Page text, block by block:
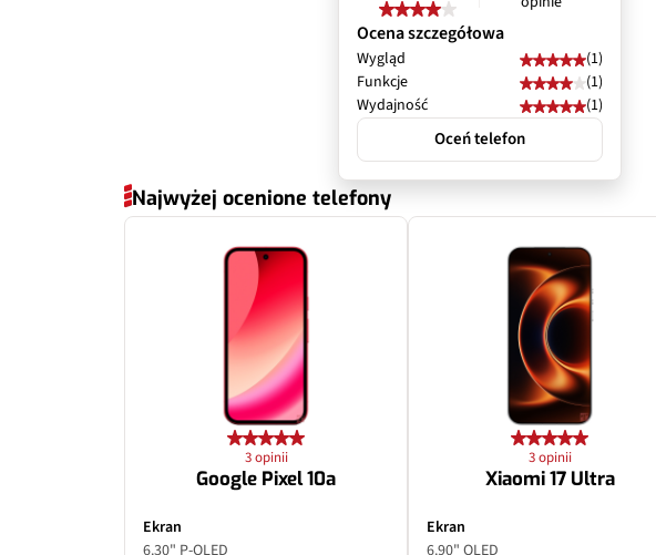
Przysłona
Filmy
Zoom optyczny
Inne
Dodatkowy aparat
Ocena szczegółowa
Wygląd
(1)
Funkcje
(1)
Wydajność
(1)
Oceń telefon
Najwyżej ocenione telefony
3 opinii
Google Pixel 10a
Ekran
6.30" P-OLED
3 opinii
Xiaomi 17 Ultra
Ekran
6.90" OLED